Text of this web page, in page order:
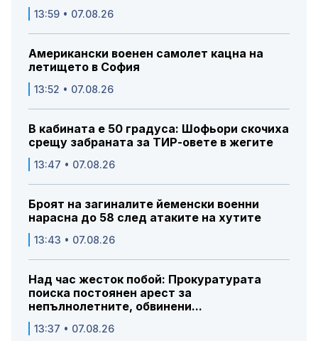
13:59 • 07.08.26
Американски военен самолет кацна на
летището в София
13:52 • 07.08.26
В кабината е 50 градуса: Шофьори скочиха
срещу забраната за ТИР-овете в жегите
13:47 • 07.08.26
Броят на загиналите йеменски военни
нарасна до 58 след атаките на хутите
13:43 • 07.08.26
Над час жесток побой: Прокуратурата
поиска постоянен арест за
непълнолетните, обвинени...
13:37 • 07.08.26